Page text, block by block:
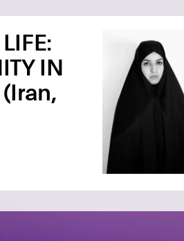
IN